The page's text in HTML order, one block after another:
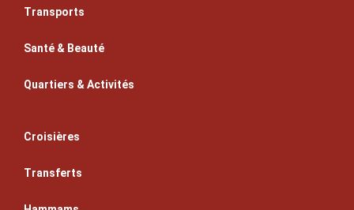
Transports
Santé & Beauté
Quartiers & Activités
Croisières
Transferts